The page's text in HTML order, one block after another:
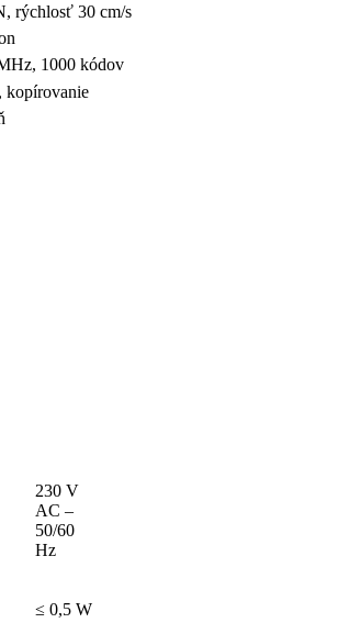
rýchlosť 30 cm/s
1000 kódov
kopírovanie
230 V
AC –
50/60
Hz
≤ 0,5 W